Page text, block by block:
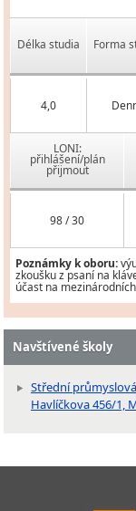
Délka studia Forma
4,0
LONI:
přihlášení/plán
přijmout
98 / 30
Poznámky k oboru:
zkoušku z psaní na
účast na
Navštívené školy
Střední
Havlíčkova 456/1,